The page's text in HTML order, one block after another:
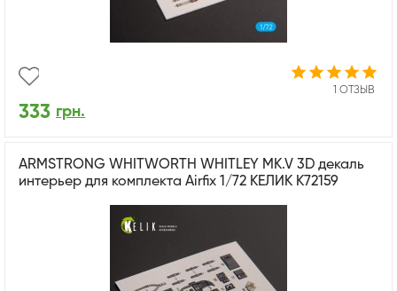
1 ОТЗЫВ
333 грн.
ARMSTRONG WHITWORTH WHITLEY MK.V 3D декаль
интерьер для комплекта Airfix 1/72 КЕЛИК K72159